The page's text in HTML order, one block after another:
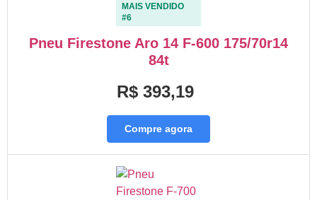
MAIS VENDIDO
#6
Pneu Firestone Aro 14 F-600 175/70r14
84t
R$ 393,19
Compre agora